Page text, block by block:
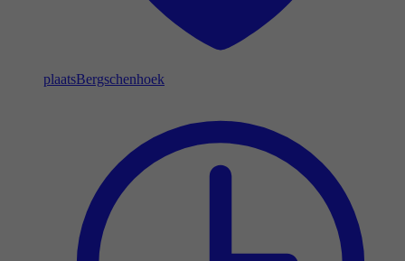
plaatsBergschenhoek